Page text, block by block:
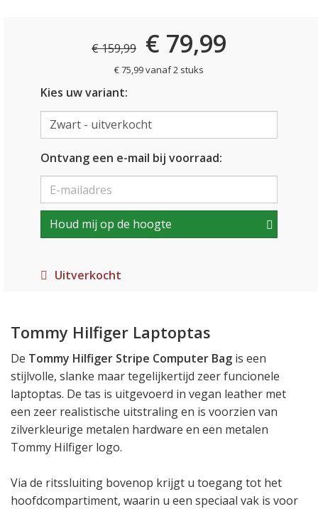
€ 159,99 € 79,99
€ 75,99 vanaf 2 stuks
Kies uw variant:
Ontvang een e-mail bij voorraad:
Houd mij op de hoogte
Uitverkocht
Tommy Hilfiger Laptoptas
De Tommy Hilfiger Stripe Computer Bag is een
stijlvolle, slanke maar tegelijkertijd zeer funcionele
laptoptas. De tas is uitgevoerd in vegan leather met
een zeer realistische uitstraling en is voorzien van
zilverkleurige metalen hardware en een metalen
Tommy Hilfiger logo.
Via de ritssluiting bovenop krijgt u toegang tot het
hoofdcompartiment, waarin u een speciaal vak is voor